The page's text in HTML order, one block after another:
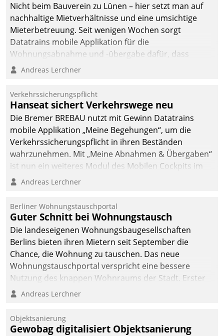
Nicht beim Bauverein zu Lünen – hier setzt man auf
nachhaltige Mietverhältnisse und eine umsichtige
Mieterbetreuung. Seit wenigen Wochen sorgt
Datatrains mobile Applikation für die
Wohnungsabnahme und -übergabe dafür, dass
Mieter wohlgeordnet kommen und, so es sein muss,
Andreas Lerchner
Verkehrssicherungspflicht
Hanseat sichert Verkehrswege neu
Die Bremer BREBAU nutzt mit Gewinn Datatrains
mobile Applikation „Meine Begehungen“, um die
Verkehrssicherungspflicht in ihren Beständen
wahrzunehmen. Mit „Meine Abnahmen & Übergaben“
ist nun ein weiteres Modul des Mobilen Cockpits im
Einsatz.
Andreas Lerchner
Berliner Wohnungstauschportal
Guter Schnitt bei Wohnungstausch
Die landeseigenen Wohnungsbaugesellschaften
Berlins bieten ihren Mietern seit September die
Chance, die Wohnung zu tauschen. Das neue
Wohnungstauschportal verspricht eine bessere
Nutzung des knappen Wohnraums der Stadt. Erster
Anwendungsfall für Datatrains Lösung API-Hub mit
Unternehmen.
Andreas Lerchner
Objektsanierung
Gewobag digitalisiert Objektsanierung